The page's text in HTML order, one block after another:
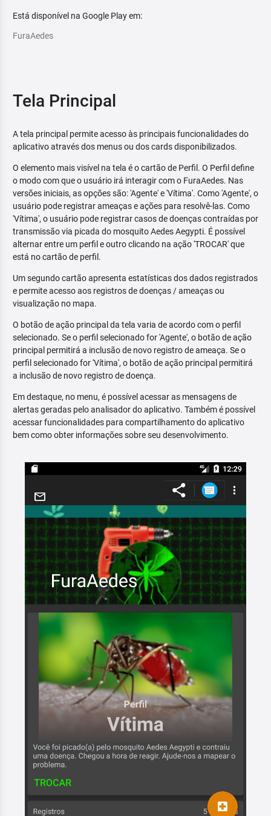
Está disponível na Google Play em:
FuraAedes
Tela Principal
A tela principal permite acesso às principais funcionalidades do
aplicativo através dos menus ou dos cards disponibilizados.
O elemento mais visível na tela é o cartão de Perfil. O Perfil define
o modo com que o usuário irá interagir com o FuraAedes. Nas
versões iniciais, as opções são: 'Agente' e 'Vítima'. Como 'Agente', o
usuário pode registrar ameaças e ações para resolvê-las. Como
'Vítima', o usuário pode registrar casos de doenças contraídas por
transmissão via picada do mosquito Aedes Aegypti. É possível
alternar entre um perfil e outro clicando na ação 'TROCAR' que
está no cartão de perfil.
Um segundo cartão apresenta estatísticas dos dados registrados
e permite acesso aos registros de doenças / ameaças ou
visualização no mapa.
O botão de ação principal da tela varia de acordo com o perfil
selecionado. Se o perfil selecionado for 'Agente', o botão de ação
principal permitirá a inclusão de novo registro de ameaça. Se o
perfil selecionado for 'Vítima', o botão de ação principal permitirá
a inclusão de novo registro de doença.
Em destaque, no menu, é possível acessar as mensagens de
alertas geradas pelo analisador do aplicativo. Também é possível
acessar funcionalidades para compartilhamento do aplicativo
bem como obter informações sobre seu desenvolvimento.